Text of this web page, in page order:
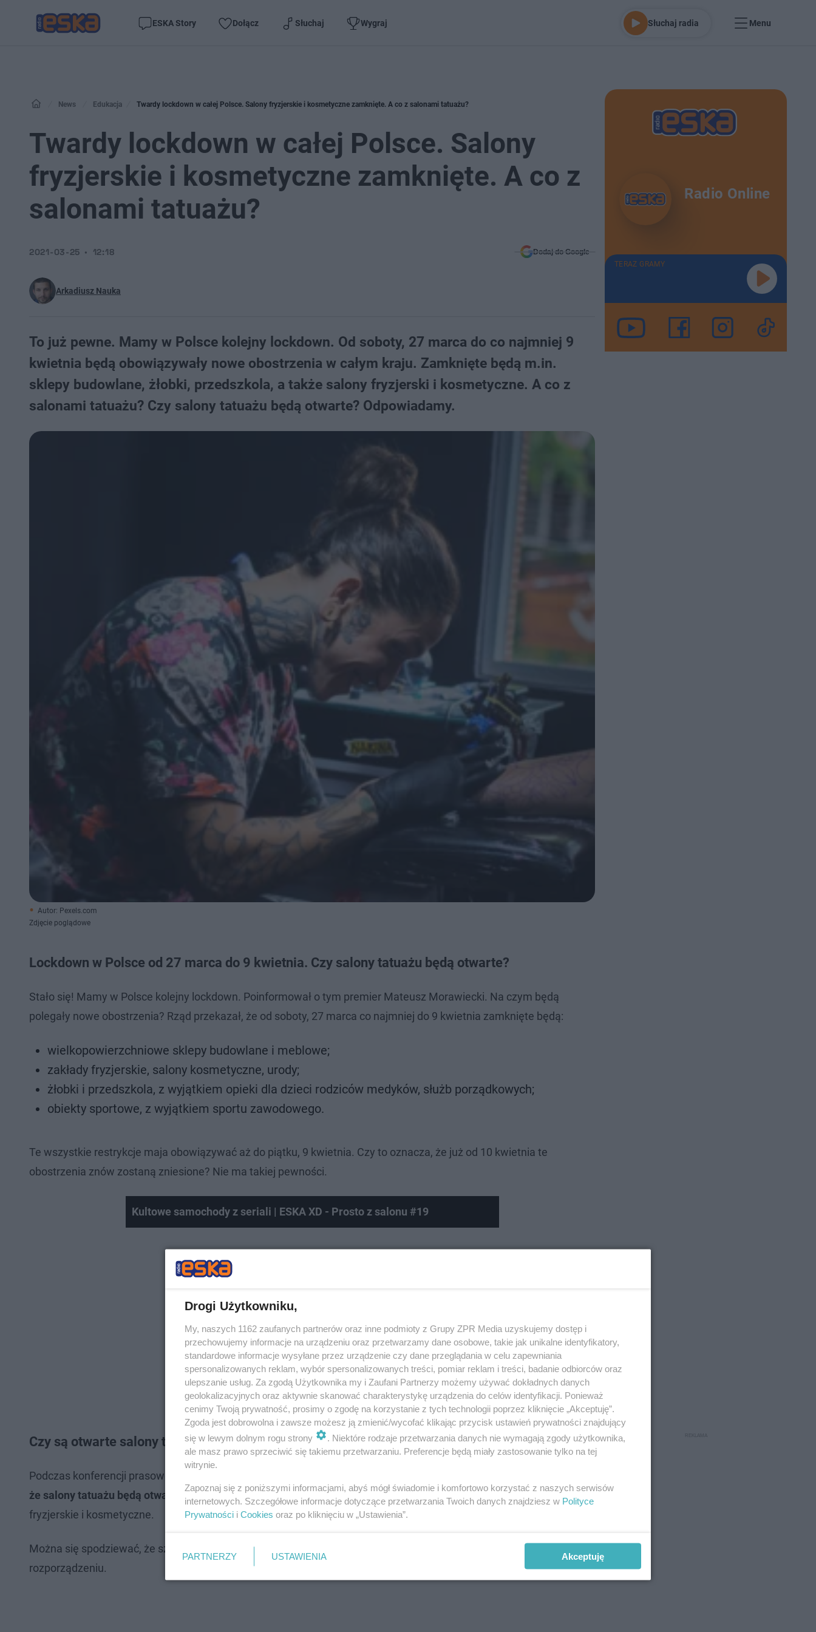
ESKA Story Dołącz Słuchaj Wygraj Słuchaj radia Menu
News Edukacja Twardy lockdown w całej Polsce. Salony fryzjerskie i kosmetyczne zamknięte. A co z salonami tatuażu?
Twardy lockdown w całej Polsce. Salony
fryzjerskie i kosmetyczne zamknięte. A co z
salonami tatuażu?
Arkadiusz Nauka
2021-03-25 12:18 Dodaj do Google
To już pewne. Mamy w Polsce kolejny lockdown. Od soboty, 27 marca do co najmniej 9
kwietnia będą obowiązywały nowe obostrzenia w całym kraju. Zamknięte będą m.in.
sklepy budowlane, żłobki, przedszkola, a także salony fryzjerski i kosmetyczne. A co z
salonami tatuażu? Czy salony tatuażu będą otwarte? Odpowiadamy.
Autor: Pexels.com
Zdjęcie poglądowe
Lockdown w Polsce od 27 marca do 9 kwietnia. Czy salony tatuażu będą otwarte?
Stało się! Mamy w Polsce kolejny lockdown. Poinformował o tym premier Mateusz Morawiecki. Na czym będą
polegały nowe obostrzenia? Rząd przekazał, że od soboty, 27 marca co najmniej do 9 kwietnia zamknięte będą:
wielkopowierzchniowe sklepy budowlane i meblowe;
zakłady fryzjerskie, salony kosmetyczne, urody;
żłobki i przedszkola, z wyjątkiem opieki dla dzieci rodziców medyków, służb porządkowych;
obiekty sportowe, z wyjątkiem sportu zawodowego.
Te wszystkie restrykcje maja obowiązywać aż do piątku, 9 kwietnia. Czy to oznacza, że już od 10 kwietnia te
obostrzenia znów zostaną zniesione? Nie ma takiej pewności.
Kultowe samochody z seriali | ESKA XD - Prosto z salonu #19
Czy są otwarte salony tatuażu?
Podczas konferencji prasowej oraz w rządowych komunikatach nie ma ani słowa o salonach tatuażu.
że salony tatuażu będą otwarte? Niestety nie. Studia tatuażu mają być również zamknięte, podobnie jak salony
fryzjerskie i kosmetyczne.
Można się spodziewać, że szczegóły dotyczące działalności salonów tatuażu znajdziemy w kolejnym rządowym
rozporządzeniu.
Radio Online
TERAZ GRAMY
Drogi Użytkowniku,
My, naszych 1162 zaufanych partnerów oraz inne podmioty z Grupy ZPR Media uzyskujemy dostęp i
przechowujemy informacje na urządzeniu oraz przetwarzamy dane osobowe, takie jak unikalne identyfikatory,
standardowe informacje wysyłane przez urządzenie czy dane przeglądania w celu zapewniania
spersonalizowanych reklam, wybór spersonalizowanych treści, pomiar reklam i treści, badanie odbiorców oraz
ulepszanie usług. Za zgodą Użytkownika my i Zaufani Partnerzy możemy używać dokładnych danych
geolokalizacyjnych oraz aktywnie skanować charakterystykę urządzenia do celów identyfikacji. Ponieważ
cenimy Twoją prywatność, prosimy o zgodę na korzystanie z tych technologii poprzez kliknięcie „Akceptuję”.
Zgoda jest dobrowolna i zawsze możesz ją zmienić/wycofać klikając przycisk ustawień prywatności znajdujący
się w lewym dolnym rogu strony
. Niektóre rodzaje przetwarzania danych nie wymagają zgody użytkownika,
ale masz prawo sprzeciwić się takiemu przetwarzaniu. Preferencje będą miały zastosowanie tylko na tej
witrynie.
Zapoznaj się z poniższymi informacjami, abyś mógł świadomie i komfortowo korzystać z naszych serwisów
internetowych. Szczegółowe informacje dotyczące przetwarzania Twoich danych znajdziesz w Polityce
Prywatności i Cookies oraz po kliknięciu w „Ustawienia”.
PARTNERZY USTAWIENIA Akceptuję